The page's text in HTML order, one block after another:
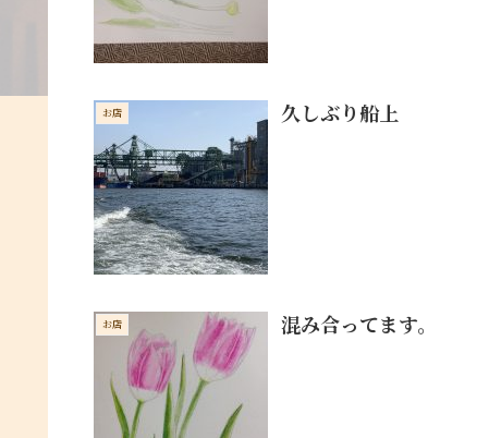
お店 久しぶり船上
お店 混み合ってます。